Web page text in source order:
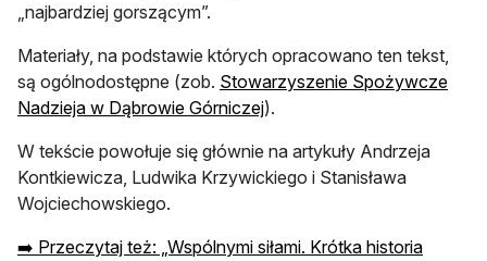
„najbardziej gorszącym”.
Materiały, na podstawie których opracowano ten tekst,
są ogólnodostępne (zob. Stowarzyszenie Spożywcze
Nadzieja w Dąbrowie Górniczejotwiera się w nowej karcie
).
W tekście powołuje się głównie na artykuły Andrzeja
Kontkiewicza, Ludwika Krzywickiego i Stanisława
Wojciechowskiego.
➡️ Przeczytaj też: „Wspólnymi siłami. Krótka historia